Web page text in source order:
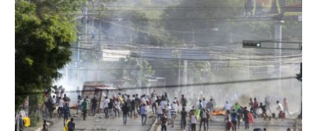
solidaridad
con
la
CAM
y
la
UCA